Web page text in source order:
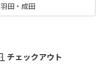
羽田・成田
チェックアウト